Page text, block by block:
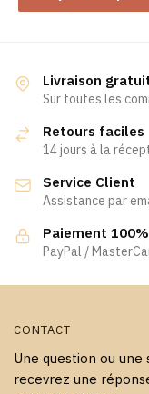
Livraison
Sur toutes les
Retours faciles
14 jours à la
Service Client
Assistance par
Paiement
PayPal /
CONTACT
Une question ou
recevrez une